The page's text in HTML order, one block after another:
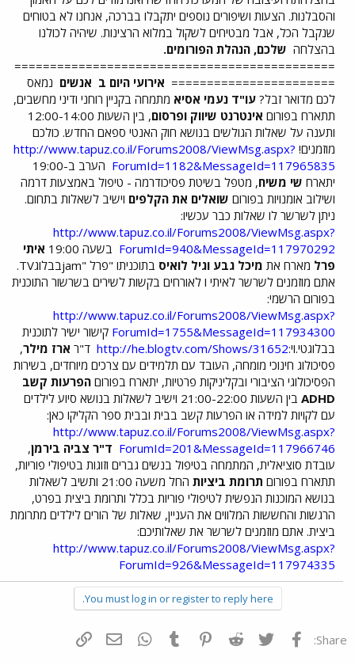
והסבלנות. הצעות ושיפורים נוספים יתקבלו בברכה, אנחנו לא בטוחים
שנקבל הכל, אבל מבטיחים לשקול במלוא הרצינות. שיהיה לכולנו
בהצלחה שלכם, הנהלת הפורומים.
=============================================
======================= אירועי היום ב אנשים נמאס
לכם מדואר זבל? עו"ד נעמי אסיא מתמחה בקניין רוחני ודיני מחשבים,
תתארח בפורום אינטרנט שיווק ופרסום
, בין השעות 12:00-14:00
ותענה על שאלות הגולשים בנושא חוק האנטי ספאם החדש. כולכם
מוזמנים! http://www.tapuz.co.il/Forums2008/ViewMsg.aspx?
ForumId=1182&MessageId=117965835
הערב ב-19:00
יתארח שי משיח, מטפל בשיטת פסיכודרמה - טיפול באמצעות דרמה
ושילוב אומנויות בפורום שואלים את הקלפים וישיב לשאלות בתחום.
ניתן לשרשר לו שאלות כבר עכשיו:
http://www.tapuz.co.il/Forums2008/ViewMsg.aspx?
ForumId=940&MessageId=117970292 בשעה 19:00
איתי
פרל מארח את מיכל גבע וגיל לואיס
בתוכניתו "פרל "jamבבלוגTV.
אתם מוזמנים לשרשר לאיתי ו לאורחים בקשות לשירים בשרשור התוכנית
בפורום הרשמי:
http://www.tapuz.co.il/Forums2008/ViewMsg.aspx?
ForumId=1755&MessageId=117934300 קישור ישיר לתוכנית
בבלוגטי.וי:http://he.blogtv.com/Shows/31652 ד"ר ארז מילר,
פסיכולוג חינוכי מומחה, העובד עם תלמידים עם צרכים מיוחדים, בשירות
הפסיכולוגי הציבורי ובקליניקות פרטיות, יתארח בפורום הפרעות קשב
ADHD
בין השעות 21:00-22:00 וישיב לשאלות בנושא סיוע לילדים
עם לקויות למידה או הפרעות קשב בבית ובבית ספר הקליקו כאן:
http://www.tapuz.co.il/Forums2008/ViewMsg.aspx?
ForumId=201&MessageId=117966746 ד"ר צביה בירמן,
עובדת סוציאלית, המתמחה בטיפול בנשים גברים וזוגות בטיפולי פוריות,
תתארח בפורום תרומת ביציות
החל משעה 21:00 ותשיב לשאלות
בנושא המוכנות הנפשית לטיפולי פוריות בכלל ותרומת ביצית בפרט,
הרגשות והחששות המלווים את העניין, שאלות של הורים לילדים מתרומת
ביצית. אתם מוזמנים לשרשר את שאלותיכם:
http://www.tapuz.co.il/Forums2008/ViewMsg.aspx?
ForumId=926&MessageId=117974335
You must log in or register to reply here.
Share: פייסבוק Twitter
Reddit
Pinterest
Tumblr
WhatsAppדואר אלקטרוני